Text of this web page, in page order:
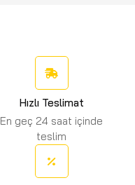
Hızlı Teslimat
En geç 24 saat içinde
teslim